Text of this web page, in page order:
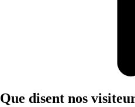
Que disent nos